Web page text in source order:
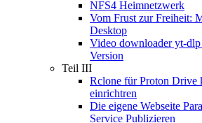
NFS4 Heimnetzwerk
Vom Frust zur Freiheit:
Desktop
Video downloader yt-
Version
Teil III
Rclone für Proton Drive
einrichtren
Die eigene Webseite
Service Publizieren